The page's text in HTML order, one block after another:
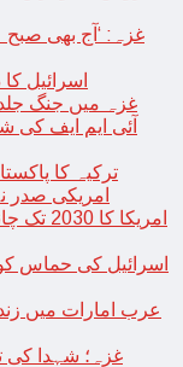
غزہ: ‘آج بھی صبح
اسرائیل
غزہ میں جنگ
آئی ایم ایف کی
ترکیہ کا
امریکی صدر
امریکا
عرب امارات میں